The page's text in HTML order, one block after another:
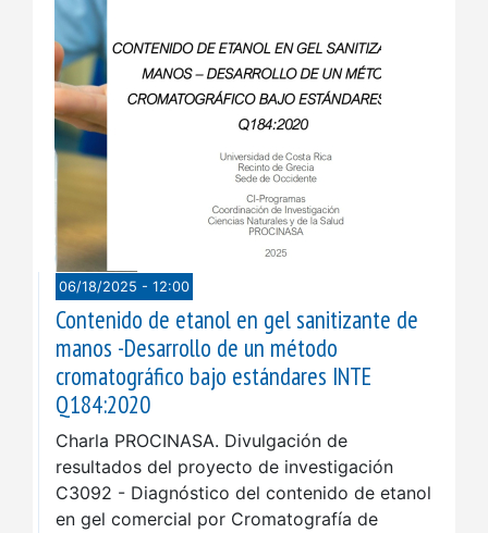
06/18/2025 - 12:00
Contenido de etanol en gel sanitizante de
manos -Desarrollo de un método
cromatográfico bajo estándares INTE
Q184:2020
Charla PROCINASA. Divulgación de
resultados del proyecto de investigación
C3092 - Diagnóstico del contenido de etanol
en gel comercial por Cromatografía de